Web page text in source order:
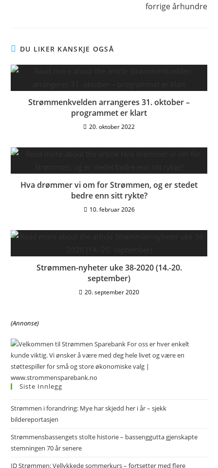
forrige århundre
DU LIKER KANSKJE OGSÅ
Strømmenkvelden arrangeres 31. oktober –
programmet er klart
20. oktober 2022
Hva drømmer vi om for Strømmen, og er stedet
bedre enn sitt rykte?
10. februar 2026
Strømmen-nyheter uke 38-2020 (14.-20.
september)
20. september 2020
(Annonse)
Siste Innlegg
Strømmen i forandring: Mye har skjedd her i år – sjekk
bildereportasjen
Strømmensbassengets stolte historie – bassenggutta gjenskapte
stemningen 70 år senere
ID Strømmen: Vellykkede sommerkurs – fortsetter med flere